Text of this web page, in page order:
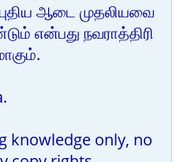
ஆடை முதலியவை
என்பது நவராத்திரி
knowledge only, no